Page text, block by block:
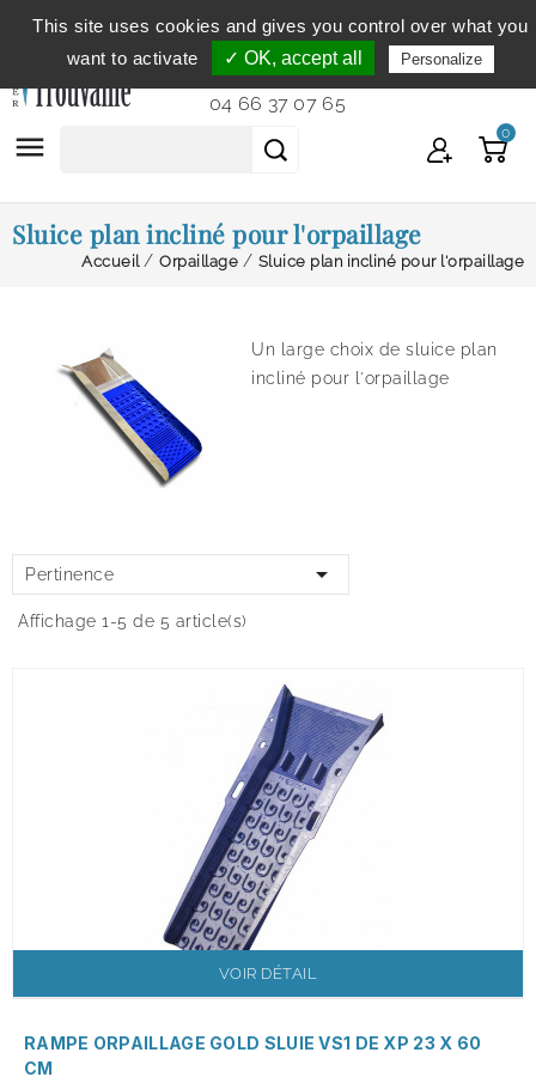
Service clientèle
du lundi au vendredi de 9h à 12h et
de 14h à 18h...
04 66 37 07 65
 0
Sluice plan incliné pour l'orpaillage
Accueil Orpaillage Sluice plan incliné pour l'orpaillage
Un large choix de s luice plan
incliné pour l'orpaillage
Pertinence 
Affichage 1-5 de 5 article(s)
VOIR DÉTAIL
RAMPE ORPAILLAGE GOLD SLUIE VS1 DE XP 23 X 60
CM
This site uses cookies and gives you control over what you
want to activate
✓ OK, accept all Personalize